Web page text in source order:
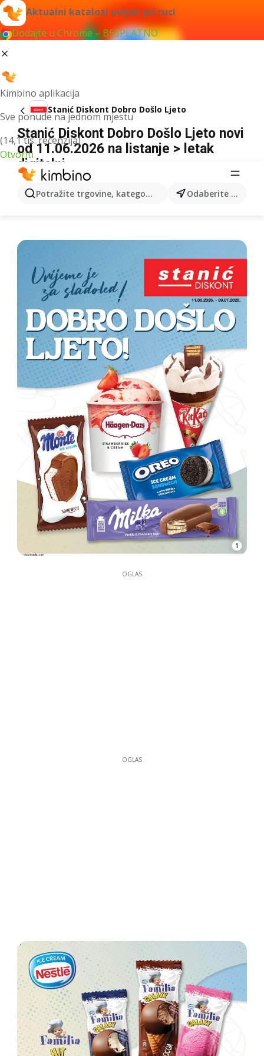
Aktualni katalozi uvijek pri ruci
Dodajte u Chrome – BESPLATNO
Kimbino aplikacija
Sve ponude na jednom mjestu
(14,1 tis. recenzija)
Otvoriti
Potražite trgovine, kategorije, proizvode... Odaberite grad
Stanić Diskont Dobro Došlo Ljeto
Stanić Diskont Dobro Došlo Ljeto novi
od 11.06.2026 na listanje > letak
digitalni
1
OGLAS
OGLAS